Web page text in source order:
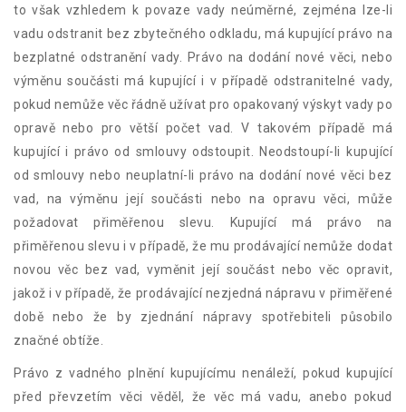
to však vzhledem k povaze vady neúměrné, zejména lze-li
vadu odstranit bez zbytečného odkladu, má kupující právo na
bezplatné odstranění vady. Právo na dodání nové věci, nebo
výměnu součásti má kupující i v případě odstranitelné vady,
pokud nemůže věc řádně užívat pro opakovaný výskyt vady po
opravě nebo pro větší počet vad. V takovém případě má
kupující i právo od smlouvy odstoupit. Neodstoupí-li kupující
od smlouvy nebo neuplatní-li právo na dodání nové věci bez
vad, na výměnu její součásti nebo na opravu věci, může
požadovat přiměřenou slevu. Kupující má právo na
přiměřenou slevu i v případě, že mu prodávající nemůže dodat
novou věc bez vad, vyměnit její součást nebo věc opravit,
jakož i v případě, že prodávající nezjedná nápravu v přiměřené
době nebo že by zjednání nápravy spotřebiteli působilo
značné obtíže.
Právo z vadného plnění kupujícímu nenáleží, pokud kupující
před převzetím věci věděl, že věc má vadu, anebo pokud